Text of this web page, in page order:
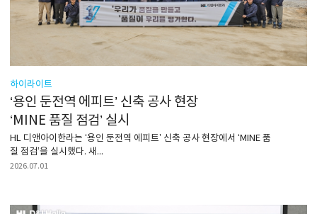
하이라이트
‘용인 둔전역 에피트’ 신축 공사 현장
‘MINE 품질 점검’ 실시
HL 디앤아이한라는 ‘용인 둔전역 에피트’ 신축 공사 현장에서 ‘MINE 품
질 점검’을 실시했다. 새...
2026.07.01